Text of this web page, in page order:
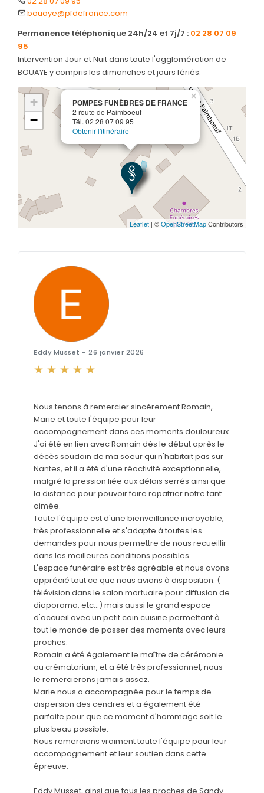
Nos monuments
Services aux familles
Vente de monuments
bouaye@pfdefrance.com
Permanence téléphonique 24h/24 et 7j/7 : 02 28 07 09
95
Intervention Jour et Nuit dans toute l'agglomération de
BOUAYE y compris les dimanches et jours fériés.
POMPES FUNÈBRES DE FRANCE
2 route de Paimboeuf
Tél. 02 28 07 09 95
Obtenir l'itinéraire
×
+
−
Leaflet | ©OpenStreetMapContributors
Eddy Musset - 26 janvier 2026
Nous tenons à remercier sincèrement Romain,
Marie et toute l'équipe pour leur
accompagnement dans ces moments douloureux.
J'ai été en lien avec Romain dès le début après le
décès soudain de ma soeur qui n'habitait pas sur
Nantes, et il a été d'une réactivité exceptionnelle,
malgré la pression liée aux délais serrés ainsi que
la distance pour pouvoir faire rapatrier notre tant
aimée.
Toute l'équipe est d'une bienveillance incroyable,
très professionnelle et s'adapte à toutes les
demandes pour nous permettre de nous recueillir
dans les meilleures conditions possibles.
L'espace funéraire est très agréable et nous avons
apprécié tout ce que nous avions à disposition. (
télévision dans le salon mortuaire pour diffusion de
diaporama, etc...) mais aussi le grand espace
d'accueil avec un petit coin cuisine permettant à
tout le monde de passer des moments avec leurs
proches.
Romain a été également le maître de cérémonie
au crématorium, et a été très professionnel, nous
le remercierons jamais assez.
Marie nous a accompagnée pour le temps de
dispersion des cendres et a également été
parfaite pour que ce moment d'hommage soit le
plus beau possible.
Nous remercions vraiment toute l'équipe pour leur
accompagnement et leur soutien dans cette
épreuve.
Eddy Musset, ainsi que tous les proches de Sandy.